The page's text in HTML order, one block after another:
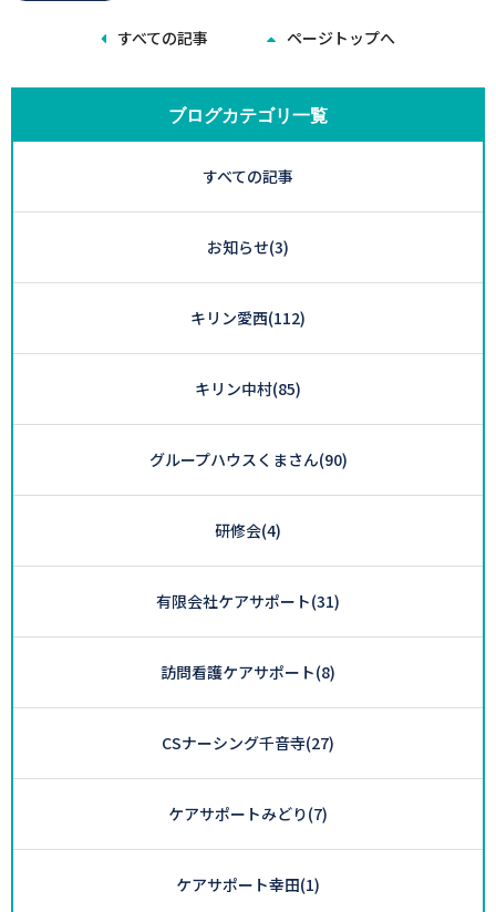
すべての記事 ページトップへ
ブログカテゴリ一覧
すべての記事
お知らせ(3)
キリン愛西(112)
キリン中村(85)
グループハウスくまさん(90)
研修会(4)
有限会社ケアサポート(31)
訪問看護ケアサポート(8)
CSナーシング千音寺(27)
ケアサポートみどり(7)
ケアサポート幸田(1)